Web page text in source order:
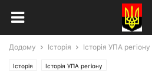
Додому Історія Історія УПА регіону
Історія Історія УПА регіону